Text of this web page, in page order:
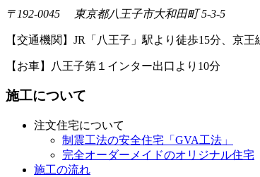
〒192-0045 東京都八王子市大和田町 5-3-5
【交通機関】JR「八王子」駅より徒歩15分、京
【お車】八王子第１インター出口より10分
施工について
注文住宅について
制震工法の安全住宅「GVA工法」
完全オーダーメイドのオリジナル住宅
施工の流れ